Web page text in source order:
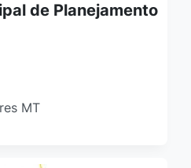
de Planejamento
MT